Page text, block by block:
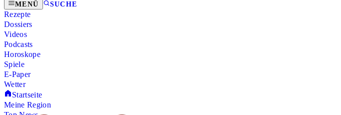
MENÜ SUCHE
Rezepte
Dossiers
Videos
Podcasts
Horoskope
Spiele
E-Paper
Wetter
Startseite
Meine Region